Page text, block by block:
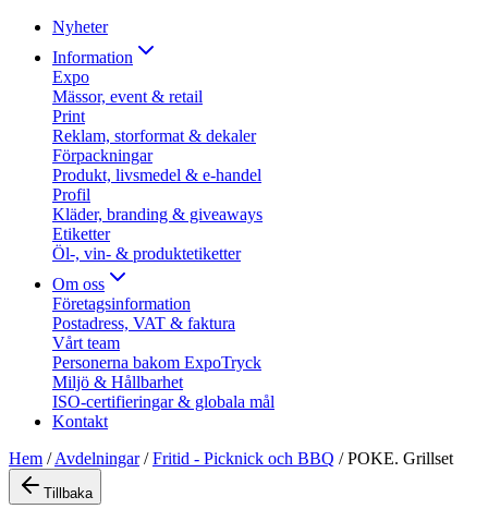
Nyheter
Information
Expo
Mässor, event & retail
Print
Reklam, storformat & dekaler
Förpackningar
Produkt, livsmedel & e-handel
Profil
Kläder, branding & giveaways
Etiketter
Öl-, vin- & produktetiketter
Om oss
Företagsinformation
Postadress, VAT & faktura
Vårt team
Personerna bakom ExpoTryck
Miljö & Hållbarhet
ISO-certifieringar & globala mål
Kontakt
Hem /Avdelningar/Fritid - Picknick och BBQ /POKE. Grillset
Tillbaka